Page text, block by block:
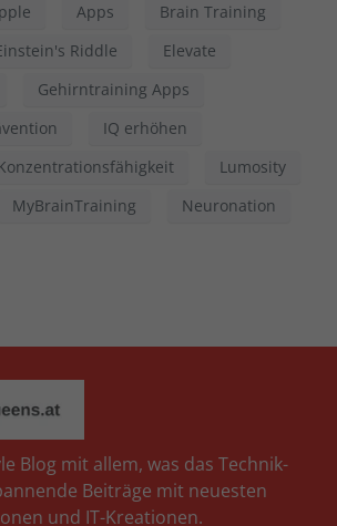
Apps
Brain Training
Riddle
Elevate
Gehirntraining Apps
IQ erhöhen
Lumosity
MyBrainTraining
Neuronation
Blog mit allem, was das Technik-
Beiträge mit neuesten
und IT-Kreationen.